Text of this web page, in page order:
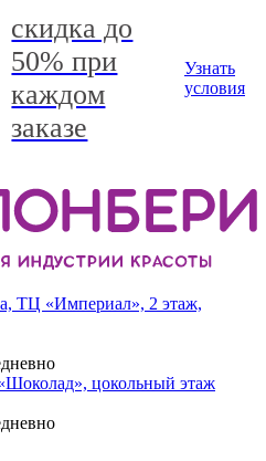
скидка до
50% при
каждом
заказе
Узнать
условия
ТЦ «Империал», 2 этаж,
цокольный этаж